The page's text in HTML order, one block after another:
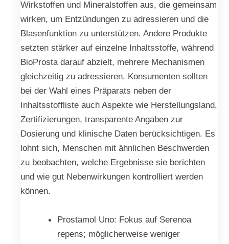
Wirkstoffen und Mineralstoffen aus, die gemeinsam
wirken, um Entzündungen zu adressieren und die
Blasenfunktion zu unterstützen. Andere Produkte
setzten stärker auf einzelne Inhaltsstoffe, während
BioProsta darauf abzielt, mehrere Mechanismen
gleichzeitig zu adressieren. Konsumenten sollten
bei der Wahl eines Präparats neben der
Inhaltsstoffliste auch Aspekte wie Herstellungsland,
Zertifizierungen, transparente Angaben zur
Dosierung und klinische Daten berücksichtigen. Es
lohnt sich, Menschen mit ähnlichen Beschwerden
zu beobachten, welche Ergebnisse sie berichten
und wie gut Nebenwirkungen kontrolliert werden
können.
Prostamol Uno: Fokus auf Serenoa
repens; möglicherweise weniger